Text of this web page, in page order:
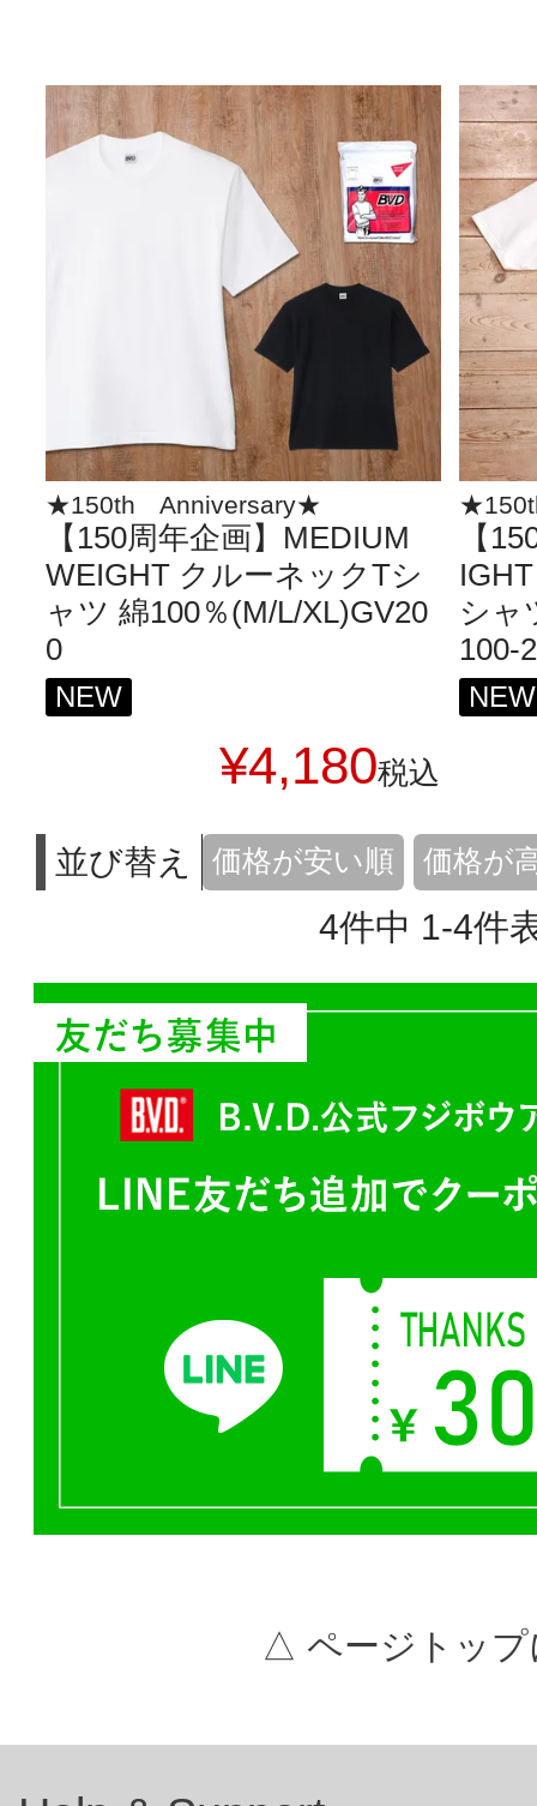
★150th Anniversary★
【150周年企画】MEDIUM
WEIGHT クルーネックTシ
ャツ 綿100％(M/L/XL)GV20
0
NEW
¥4,180税込
【
シャ
100-
NEW
並び替え 価格が安い順 価格が
4件中 1-4件
△ ページトップ